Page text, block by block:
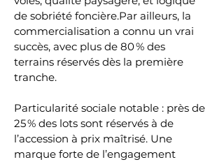
de sobriété foncière.Par ailleurs, la
commercialisation a connu un vrai
succès, avec plus de 80 % des
terrains réservés dès la première
tranche.
Particularité sociale notable : près de
25 % des lots sont réservés à de
l’accession à prix maîtrisé. Une
marque forte de l’engagement